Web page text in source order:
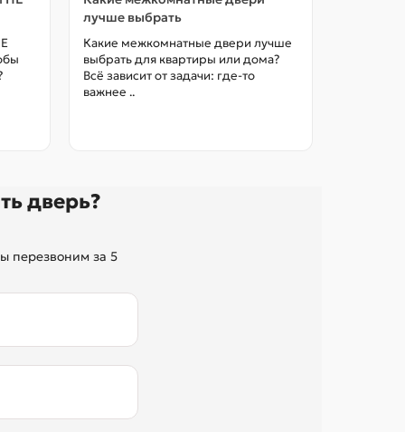
лучше выбрать
Какие межкомнатные двери лучше
выбрать для квартиры или дома?
Всё зависит от задачи: где-то
важнее ..
дверь?
перезвоним за 5